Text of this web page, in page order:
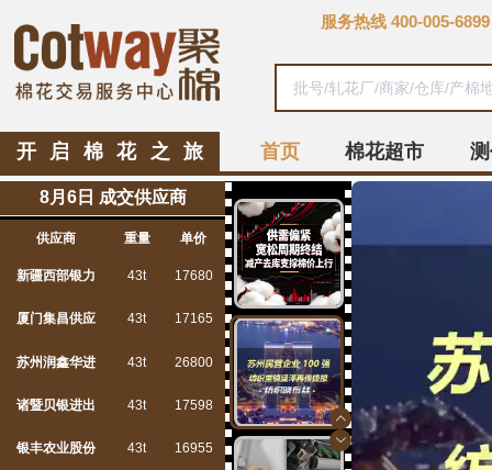
服务热线 400-005-6899
开启棉花之旅 首页 棉花超市
8月6日 成交供应商
供应商 重量 单价
新疆西部银力 43t 17680
厦门集昌供应 43t 17165
苏州润鑫华进 43t 26800
诸暨贝银进出 43t 17598
银丰农业股份 43t 16955